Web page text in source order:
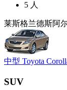
5 人
莱斯格兰德斯阿
中型 Toyota
SUV